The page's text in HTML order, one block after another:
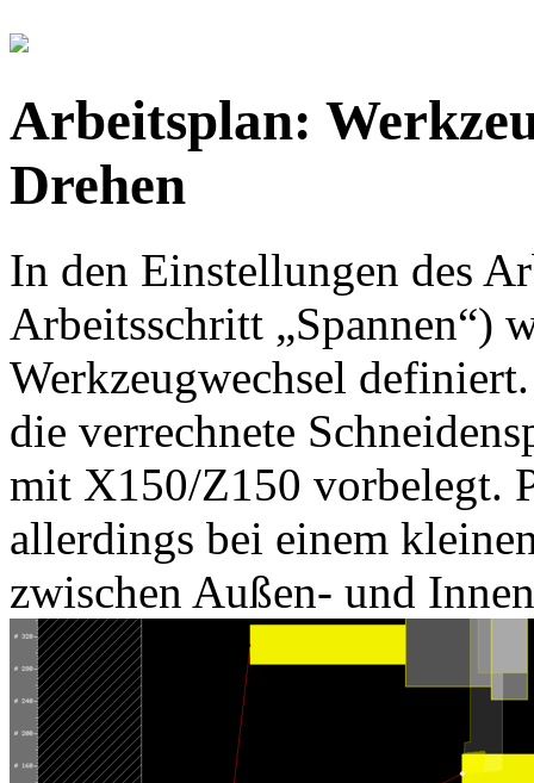
Arbeitsplan:
Drehen
In den Einstellungen des
Arbeitsschritt „Spannen“)
Werkzeugwechsel
die verrechnete
mit X150/Z150 vorbelegt.
allerdings bei einem
zwischen Außen- und